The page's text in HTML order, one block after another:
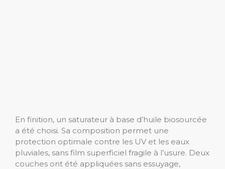
En finition, un saturateur à base d’huile biosourcée
a été choisi. Sa composition permet une
protection optimale contre les UV et les eaux
pluviales, sans film superficiel fragile à l’usure. Deux
couches ont été appliquées sans essuyage,